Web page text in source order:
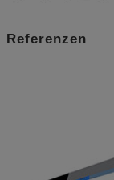
Referenzen